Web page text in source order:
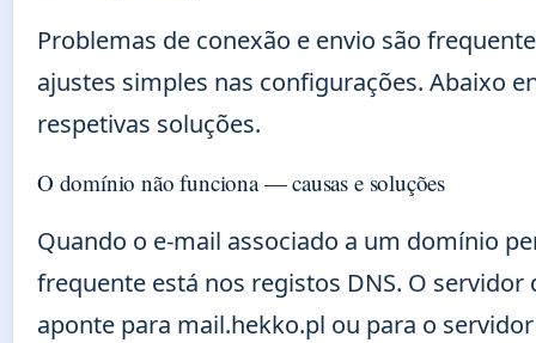
Problemas de conexão e envio são
ajustes simples nas configurações. Abaixo
respetivas soluções.
O domínio não funciona — causas e soluções
Quando o e-mail associado a um domínio
frequente está nos registos DNS. O
aponte para mail.hekko.pl ou para o